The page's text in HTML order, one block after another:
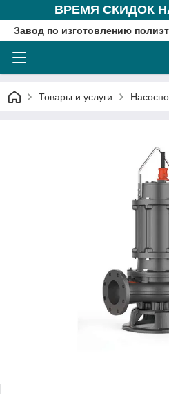
ВРЕМЯ СКИДОК
Завод по изготовлению
Товары и услуги